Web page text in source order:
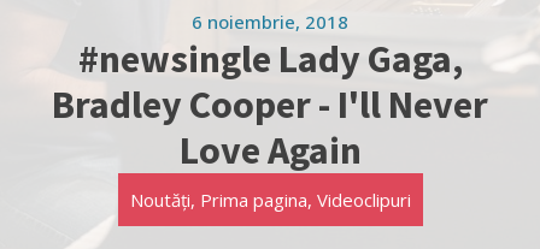
6 noiembrie, 2018
#newsingle Lady Gaga,
Bradley Cooper - I'll Never
Love Again
Noutăți, Prima pagina, Videoclipuri